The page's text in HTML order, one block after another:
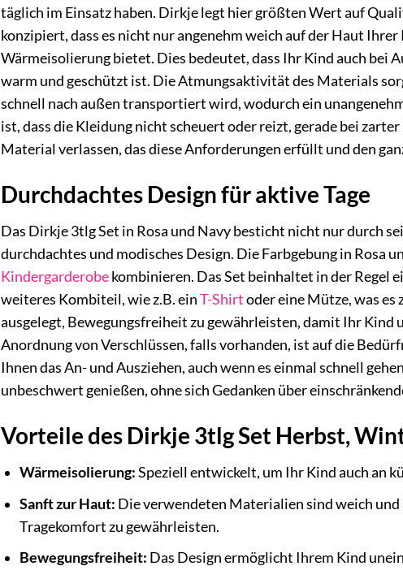
täglich im Einsatz haben. Dirkje legt hier größten Wert auf
konzipiert, dass es nicht nur angenehm weich auf der Haut
Wärmeisolierung bietet. Dies bedeutet, dass Ihr Kind auch bei
warm und geschützt ist. Die Atmungsaktivität des Materials
schnell nach außen transportiert wird, wodurch ein
ist, dass die Kleidung nicht scheuert oder reizt, gerade bei
Material verlassen, das diese Anforderungen erfüllt und den
Durchdachtes Design für aktive Tage
Das Dirkje 3tlg Set in Rosa und Navy besticht nicht nur durch
durchdachtes und modisches Design. Die Farbgebung in Rosa
Kindergarderobekombinieren. Das Set beinhaltet in der Regel
weiteres Kombiteil, wie z.B. einT-Shirtoder eine Mütze, was
ausgelegt, Bewegungsfreiheit zu gewährleisten, damit Ihr
Anordnung von Verschlüssen, falls vorhanden, ist auf die
Ihnen das An- und Ausziehen, auch wenn es einmal schnell
unbeschwert genießen, ohne sich Gedanken über
Vorteile des Dirkje 3tlg Set Herbst,
Wärmeisolierung:Speziell entwickelt, um Ihr Kind auch an
Sanft zur Haut: Die verwendeten Materialien sind weich
Tragekomfort zu gewährleisten.
Bewegungsfreiheit: Das Design ermöglicht Ihrem Kind